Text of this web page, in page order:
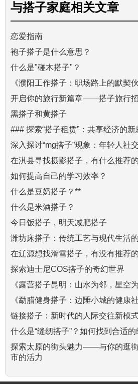
与搭子家庭相关文章
恋爱指南
袍子搭子是什么意思？
什么是"碰木搭子"？
《濮阳工作搭子：职场路上的默契伙
开启你的旅行新篇章——搭子旅行
黑搭子和黄搭子
### 探索“搭子租赁”：共享经济的新
深入探讨“mg搭子”现象：年轻人社
在淇县寻找摄影搭子，有什么推荐
如何提高自己的学习效率？
什么是豆奶搭子？**
什么是米酒搭子？
今日饭搭子，明天减肥搭子
潍坊床搭子：传统工艺与现代生活
在辽源想找滑雪搭子，有没有推荐
探索迪士尼COS搭子的奇幻世界
《露营搭子昆明：山水为邻，星空
《勐腊健身搭子：边陲小城的健康
链接搭子：新时代的人际交往新模
什么是“缝纫搭子”？如何找到合适的
探索太原的街头魅力——与你的逛
市的活力